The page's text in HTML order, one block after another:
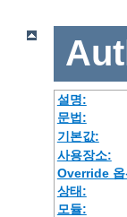
설명:
문법:
기본값:
사용장소:
Override 옵
상태:
모듈: